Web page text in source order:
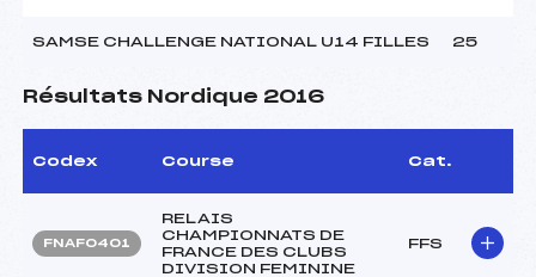
SAMSE CHALLENGE NATIONAL U14 FILLES 25
Résultats Nordique 2016
Codex Course Cat.
FNAF0401
RELAIS
CHAMPIONNATS DE
FRANCE DES CLUBS
DIVISION FEMININE
FFS